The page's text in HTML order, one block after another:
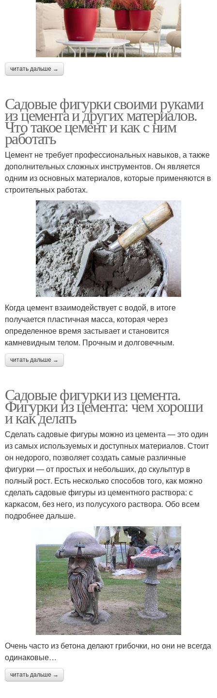
читать дальше →
Садовые фигурки своими руками
из цемента и других материалов.
Что такое цемент и как с ним
работать
Цемент не требует профессиональных навыков, а также
дополнительных сложных инструментов. Он является
одним из основных материалов, которые применяются в
строительных работах.
Когда цемент взаимодействует с водой, в итоге
получается пластичная масса, которая через
определенное время застывает и становится
камневидным телом. Прочным и долговечным.
читать дальше →
Садовые фигурки из цемента.
Фигурки из цемента: чем хороши
и как делать
Сделать садовые фигуры можно из цемента — это один
из самых используемых и доступных материалов. Стоит
он недорого, позволяет создать самые различные
фигурки — от простых и небольших, до скульптур в
полный рост. Есть несколько способов того, как можно
сделать садовые фигуры из цементного раствора: с
каркасом, без него, из полусухого раствора. Обо всем
подробнее дальше.
Очень часто из бетона делают грибочки, но они не всегда
одинаковые…
читать дальше →